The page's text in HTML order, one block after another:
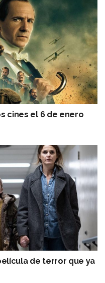
cines el 6 de enero
de terror que ya